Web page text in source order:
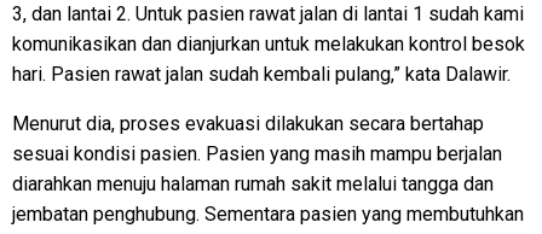
3, dan lantai 2. Untuk pasien rawat jalan di lantai 1 sudah kami
komunikasikan dan dianjurkan untuk melakukan kontrol besok
hari. Pasien rawat jalan sudah kembali pulang,” kata Dalawir.
Menurut dia, proses evakuasi dilakukan secara bertahap
sesuai kondisi pasien. Pasien yang masih mampu berjalan
diarahkan menuju halaman rumah sakit melalui tangga dan
jembatan penghubung. Sementara pasien yang membutuhkan